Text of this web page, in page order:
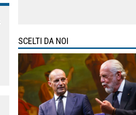
SCELTI DA NOI